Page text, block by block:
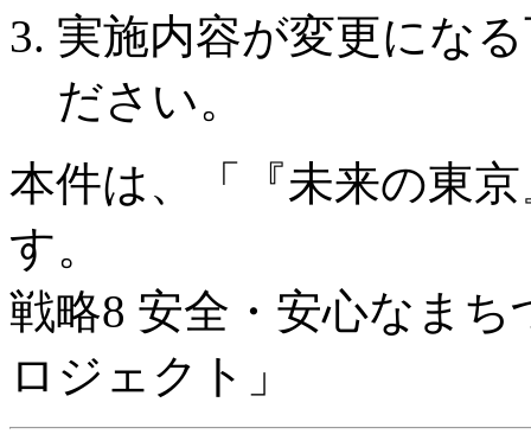
実施内容が変更にな
ださい。
本件は、「『未来の東
す。
戦略8 安全・安心なま
ロジェクト」